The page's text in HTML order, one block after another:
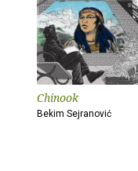
Chinook
Bekim Sejranović